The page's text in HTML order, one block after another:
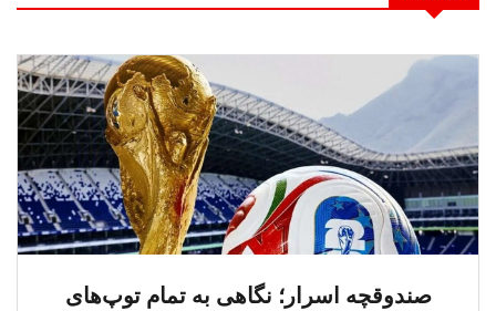
صندوقچه اسرار؛ نگاهی به تمام توپ‌های